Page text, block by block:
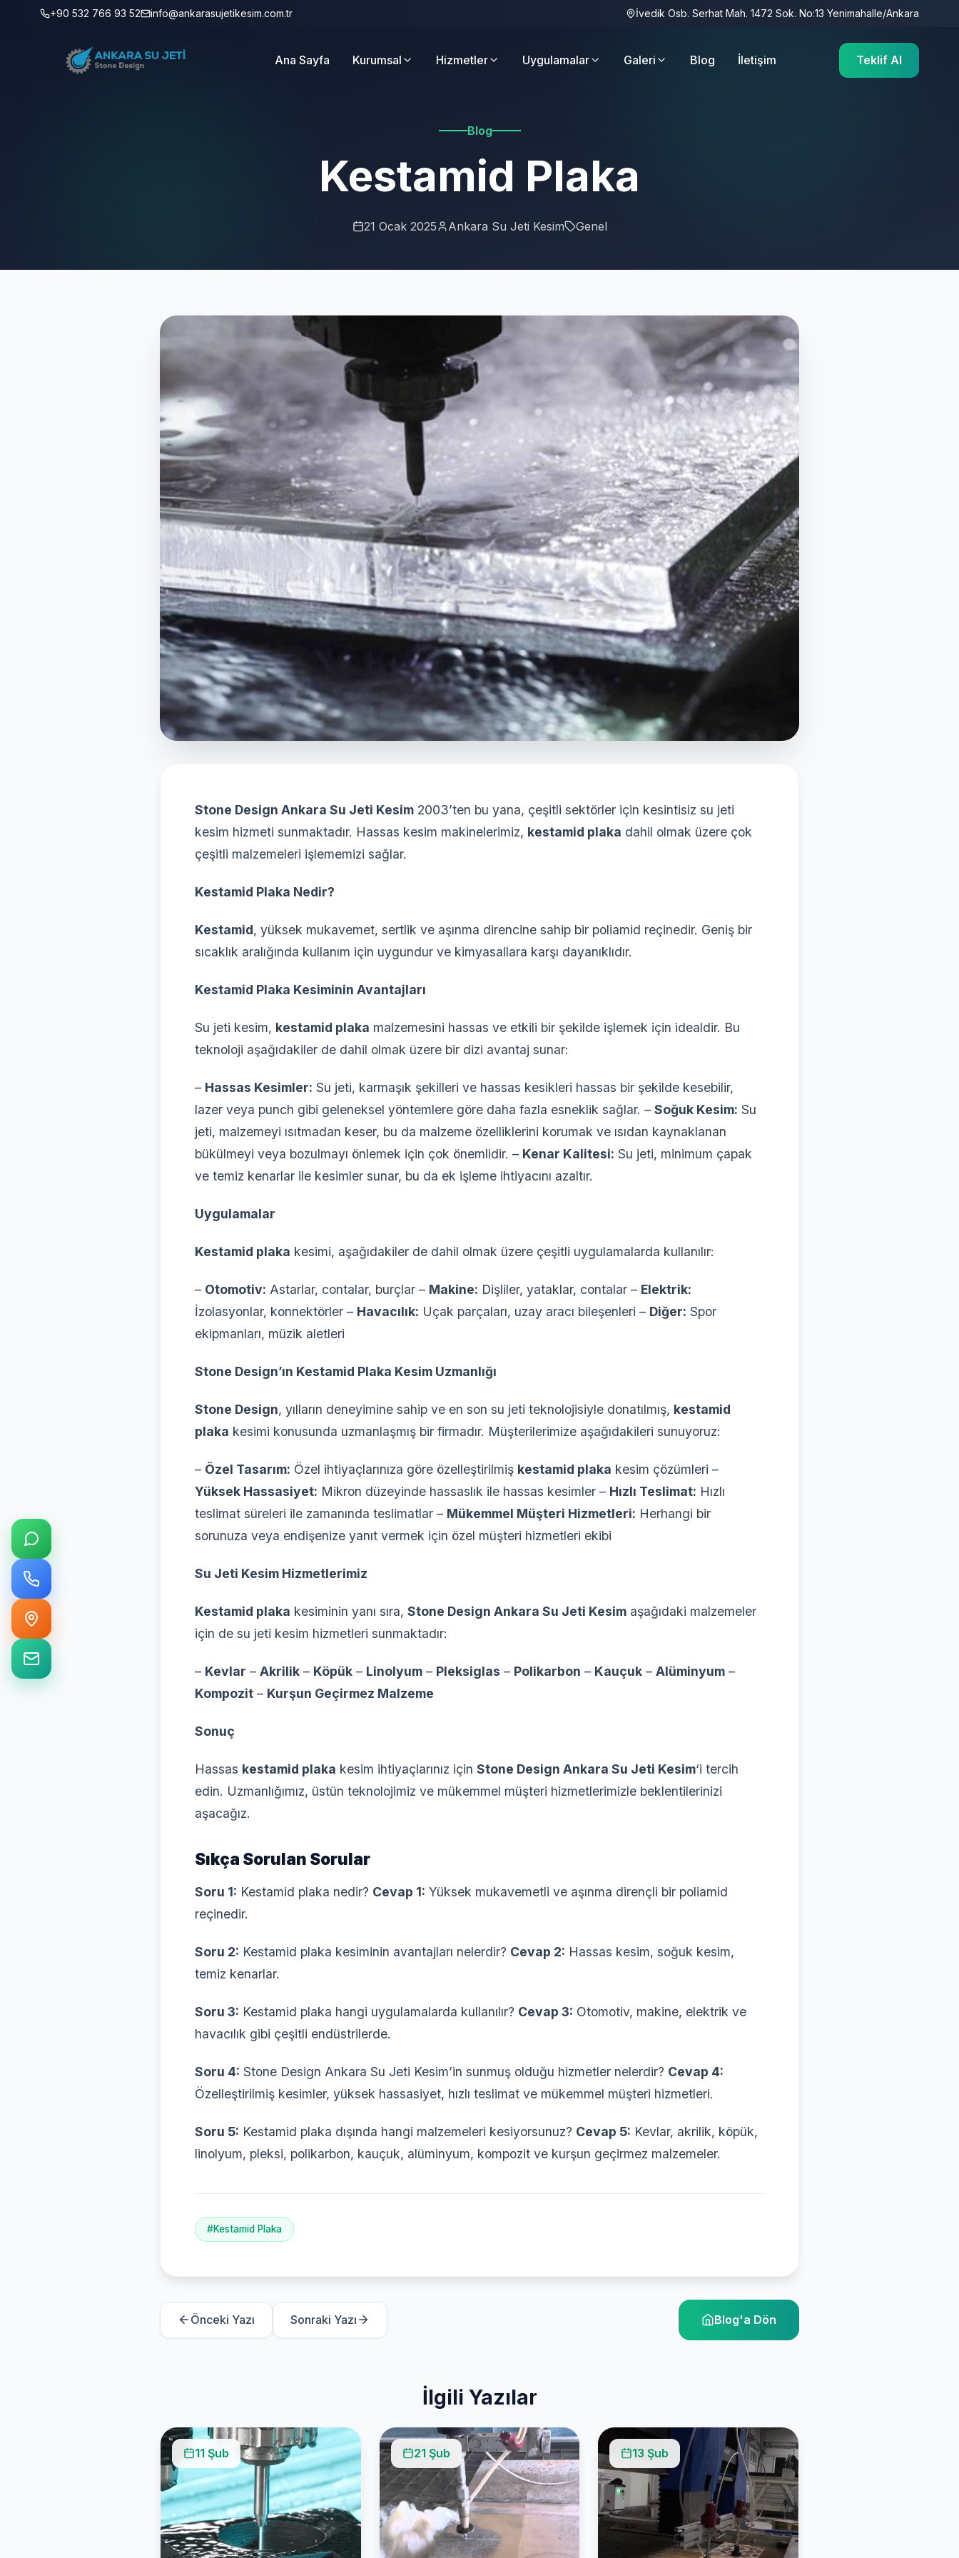
+90 532 766 93 52 info@ankarasujetikesim.com.tr İvedik Osb. Serhat Mah. 1472 Sok. No:13 Yenimahalle/Ankara
Ana Sayfa Kurumsal Hizmetler Uygulamalar Galeri Blog İletişim Teklif Al
Blog
Kestamid Plaka
21 Ocak 2025 Ankara Su Jeti Kesim Genel
Stone Design Ankara Su Jeti Kesim 2003’ten bu yana, çeşitli sektörler için kesintisiz su jeti
kesim hizmeti sunmaktadır. Hassas kesim makinelerimiz, kestamid plaka dahil olmak üzere çok
çeşitli malzemeleri işlememizi sağlar.
Kestamid Plaka Nedir?
Kestamid, yüksek mukavemet, sertlik ve aşınma direncine sahip bir poliamid reçinedir. Geniş bir
sıcaklık aralığında kullanım için uygundur ve kimyasallara karşı dayanıklıdır.
Kestamid Plaka Kesiminin Avantajları
Su jeti kesim, kestamid plaka malzemesini hassas ve etkili bir şekilde işlemek için idealdir. Bu
teknoloji aşağıdakiler de dahil olmak üzere bir dizi avantaj sunar:
– Hassas Kesimler: Su jeti, karmaşık şekilleri ve hassas kesikleri hassas bir şekilde kesebilir,
lazer veya punch gibi geleneksel yöntemlere göre daha fazla esneklik sağlar. – Soğuk Kesim: Su
jeti, malzemeyi ısıtmadan keser, bu da malzeme özelliklerini korumak ve ısıdan kaynaklanan
bükülmeyi veya bozulmayı önlemek için çok önemlidir. – Kenar Kalitesi: Su jeti, minimum çapak
ve temiz kenarlar ile kesimler sunar, bu da ek işleme ihtiyacını azaltır.
Uygulamalar
Kestamid plaka kesimi, aşağıdakiler de dahil olmak üzere çeşitli uygulamalarda kullanılır:
– Otomotiv: Astarlar, contalar, burçlar – Makine: Dişliler, yataklar, contalar – Elektrik:
İzolasyonlar, konnektörler – Havacılık: Uçak parçaları, uzay aracı bileşenleri – Diğer: Spor
ekipmanları, müzik aletleri
Stone Design’ın Kestamid Plaka Kesim Uzmanlığı
Stone Design, yılların deneyimine sahip ve en son su jeti teknolojisiyle donatılmış, kestamid
plaka kesimi konusunda uzmanlaşmış bir firmadır. Müşterilerimize aşağıdakileri sunuyoruz:
– Özel Tasarım: Özel ihtiyaçlarınıza göre özelleştirilmiş kestamid plaka kesim çözümleri –
Yüksek Hassasiyet: Mikron düzeyinde hassaslık ile hassas kesimler – Hızlı Teslimat: Hızlı
teslimat süreleri ile zamanında teslimatlar – Mükemmel Müşteri Hizmetleri: Herhangi bir
sorunuza veya endişenize yanıt vermek için özel müşteri hizmetleri ekibi
Su Jeti Kesim Hizmetlerimiz
Kestamid plaka kesiminin yanı sıra, Stone Design Ankara Su Jeti Kesim aşağıdaki malzemeler
için de su jeti kesim hizmetleri sunmaktadır:
– Kevlar – Akrilik – Köpük – Linolyum – Pleksiglas – Polikarbon – Kauçuk – Alüminyum –
Kompozit – Kurşun Geçirmez Malzeme
Sonuç
Hassas kestamid plaka kesim ihtiyaçlarınız için Stone Design Ankara Su Jeti Kesim‘i tercih
edin. Uzmanlığımız, üstün teknolojimiz ve mükemmel müşteri hizmetlerimizle beklentilerinizi
aşacağız.
Sıkça Sorulan Sorular
Soru 1: Kestamid plaka nedir? Cevap 1: Yüksek mukavemetli ve aşınma dirençli bir poliamid
reçinedir.
Soru 2: Kestamid plaka kesiminin avantajları nelerdir? Cevap 2: Hassas kesim, soğuk kesim,
temiz kenarlar.
Soru 3: Kestamid plaka hangi uygulamalarda kullanılır? Cevap 3: Otomotiv, makine, elektrik ve
havacılık gibi çeşitli endüstrilerde.
Soru 4: Stone Design Ankara Su Jeti Kesim’in sunmuş olduğu hizmetler nelerdir? Cevap 4:
Özelleştirilmiş kesimler, yüksek hassasiyet, hızlı teslimat ve mükemmel müşteri hizmetleri.
Soru 5: Kestamid plaka dışında hangi malzemeleri kesiyorsunuz? Cevap 5: Kevlar, akrilik, köpük,
linolyum, pleksi, polikarbon, kauçuk, alüminyum, kompozit ve kurşun geçirmez malzemeler.
#Kestamid Plaka
Önceki Yazı Sonraki Yazı Blog'a Dön
İlgili Yazılar
11 Şub 21 Şub 13 Şub